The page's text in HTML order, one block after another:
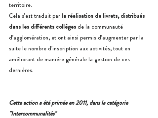
territoire.
Cela s’est traduit par la réalisation de livrets, distribués
dans les différents collèges de la communauté
d’agglomération, et ont ainsi permis d’augmenter par la
suite le nombre d’inscription aux activités, tout en
améliorant de manière générale la gestion de ces
dernières.
Cette action a été primée en 2011, dans la catégorie
"Intercommunalités"